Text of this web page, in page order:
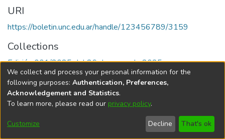
URI
https://boletin.unc.edu.ar/handle/123456789/3159
Collections
Edición 001/2025 del 26 de mayo de 2025
Universidad Nacional de Córdoba
We collect and process your personal information for the
following purposes: Authentication, Preferences,
Acknowledgement and Statistics.
To learn more, please read our privacy policy.
Customize Decline That's ok